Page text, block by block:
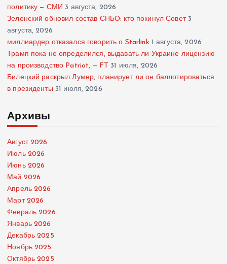
политику — СМИ 3 августа, 2026
Зеленский обновил состав СНБО: кто покинул Совет 3
августа, 2026
миллиардер отказался говорить о Starlink 1 августа, 2026
Трамп пока не определился, выдавать ли Украине лицензию
на производство Patriot, — FT 31 июля, 2026
Билецкий раскрыл Лумер, планирует ли он баллотироваться
в президенты 31 июля, 2026
Архивы
Август 2026
Июль 2026
Июнь 2026
Май 2026
Апрель 2026
Март 2026
Февраль 2026
Январь 2026
Декабрь 2025
Ноябрь 2025
Октябрь 2025